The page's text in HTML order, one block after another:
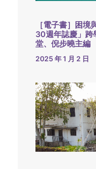
［電子書］困
30週年誌慶」跨
堂、倪步曉主編
2025 年 1 月 2 日